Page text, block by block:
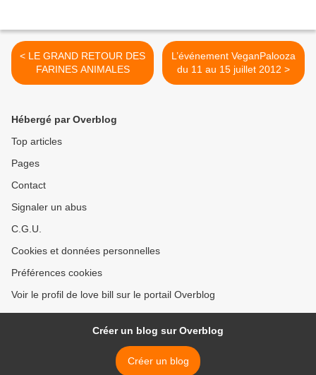
< LE GRAND RETOUR DES
FARINES ANIMALES
L’événement VeganPalooza
du 11 au 15 juillet 2012 >
Hébergé par Overblog
Top articles
Pages
Contact
Signaler un abus
C.G.U.
Cookies et données personnelles
Préférences cookies
Voir le profil de love bill sur le portail Overblog
Créer un blog sur Overblog
Créer un blog